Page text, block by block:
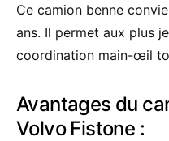
Ce camion benne
ans. Il permet aux plus
coordination main-œil
Avantages du
Volvo Fistone :